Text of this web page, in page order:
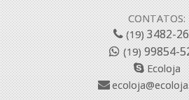
CONTATOS:
(19)3482-
(19)99854-
Ecoloja